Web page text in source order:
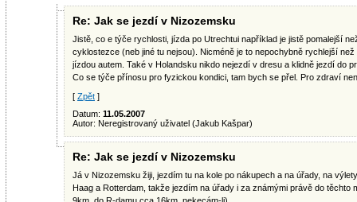
Re: Jak se jezdí v Nizozemsku
Jistě, co e týče rychlosti, jízda po Utrechtui například je jistě pomalejší
cyklostezce (neb jiné tu nejsou). Nicméně je to nepochybně rychlejší
jízdou autem. Také v Holandsku nikdo nejezdí v dresu a klidně jezdí do
Co se týče přínosu pro fyzickou kondici, tam bych se přel. Pro zdraví
[ Zpět ]
Datum: 11.05.2007
Autor: Neregistrovaný uživatel (Jakub Kašpar)
Re: Jak se jezdí v Nizozemsku
Já v Nizozemsku žiji, jezdím tu na kole po nákupech a na úřady, na
Haag a Rotterdam, takže jezdím na úřady i za známými právě do těchto